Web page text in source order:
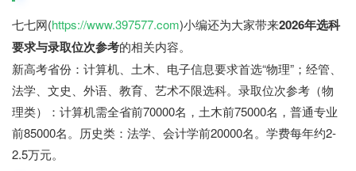
七七网(https://www.397577.com)小编还为大家带来2026年选科
要求与录取位次参考的相关内容。
新高考省份：计算机、土木、电子信息要求首选“物理”；经管、
法学、文史、外语、教育、艺术不限选科。录取位次参考（物
理类）：计算机需全省前70000名，土木前75000名，普通专业
前85000名。历史类：法学、会计学前20000名。学费每年约2-
2.5万元。